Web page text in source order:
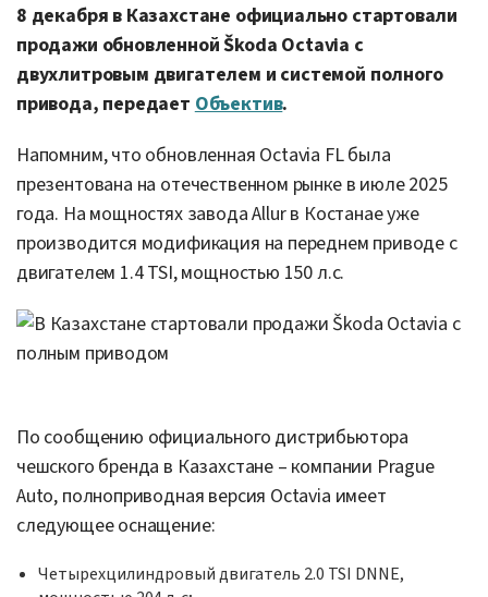
8 декабря в Казахстане официально стартовали
продажи обновленной Škoda Octavia с
двухлитровым двигателем и системой полного
привода, передает Объектив.
Напомним, что обновленная Octavia FL была
презентована на отечественном рынке в июле 2025
года. На мощностях завода Allur в Костанае уже
производится модификация на переднем приводе с
двигателем 1.4 TSI, мощностью 150 л.с.
По сообщению официального дистрибьютора
чешского бренда в Казахстане – компании Prague
Auto, полноприводная версия Octavia имеет
следующее оснащение:
Четырехцилиндровый двигатель 2.0 TSI DNNE,